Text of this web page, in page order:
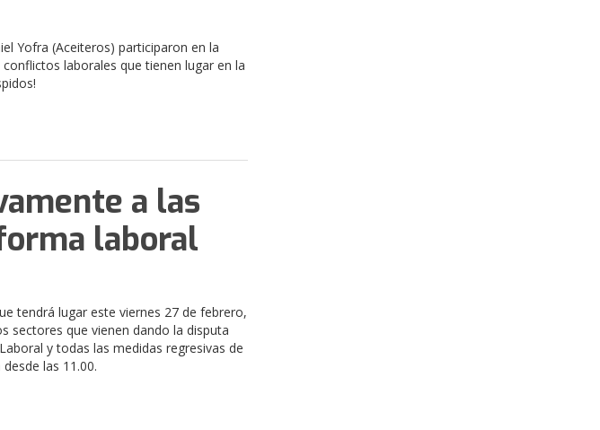
Yofra (Aceiteros) participaron en la
laborales que tienen lugar en la
a las
laboral
tendrá lugar este viernes 27 de febrero,
sectores que vienen dando la disputa
y todas las medidas regresivas de
las 11.00.